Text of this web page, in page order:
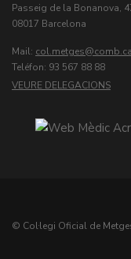
Passeig de la Bonanova,
08017 Barcelona
Mail: col.metges
Teléfon: 93 567 88 88
VEURE DELEGACIONS
© Col·legi Oficial de